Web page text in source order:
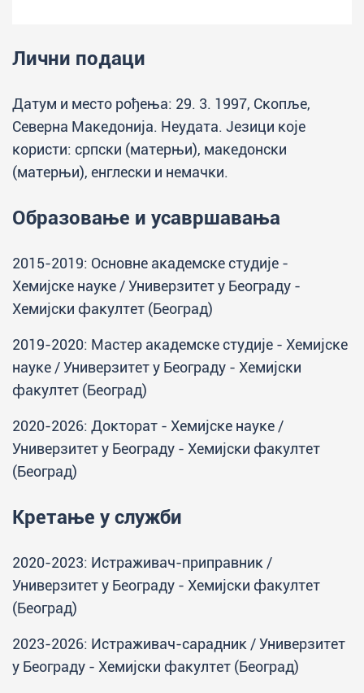
Лични подаци
Датум и место рођења: 29. 3. 1997, Скопље,
Северна Македонија. Неудата. Језици које
користи: српски (матерњи), македонски
(матерњи), енглески и немачки.
Образовање и усавршавања
2015-2019: Основне академске студије -
Хемијске науке / Универзитет у Београду -
Хемијски факултет (Београд)
2019-2020: Мастер академске студије - Хемијске
науке / Универзитет у Београду - Хемијски
факултет (Београд)
2020-2026: Докторат - Хемијске науке /
Универзитет у Београду - Хемијски факултет
(Београд)
Кретање у служби
2020-2023: Истраживач-приправник /
Универзитет у Београду - Хемијски факултет
(Београд)
2023-2026: Истраживач-сарадник / Универзитет
у Београду - Хемијски факултет (Београд)